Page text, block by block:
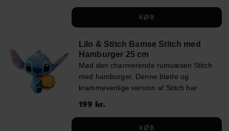
er 25 cm høj og er fremstillet af blødt
tryg favorit på børneværelset. Dette
officielt licenserede produkt passer lige
så godt som en fin dekoration til leg og
hyggelige stunder.
KØB
Lilo & Stitch Bamse Stitch med
Hamburger 25 cm
Mød den charmerende rumvæsen Stitch
med hamburger. Denne bløde og
krammevenlige version af Stitch har
fundet sit yndlingsmåltid og holder godt
Pris:199 kr.
199 kr.
KØB